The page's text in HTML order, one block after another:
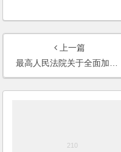
上一篇
最高人民法院关于全面加强环境资源审判工作 为推进生态文明建设提供有力司法保障的意见